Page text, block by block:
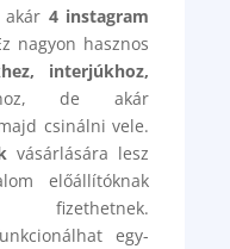
4 instagram
nagyon hasznos
interjúkhoz,
de akár
csinálni vele.
vásárlására lesz
előállítóknak
egy-